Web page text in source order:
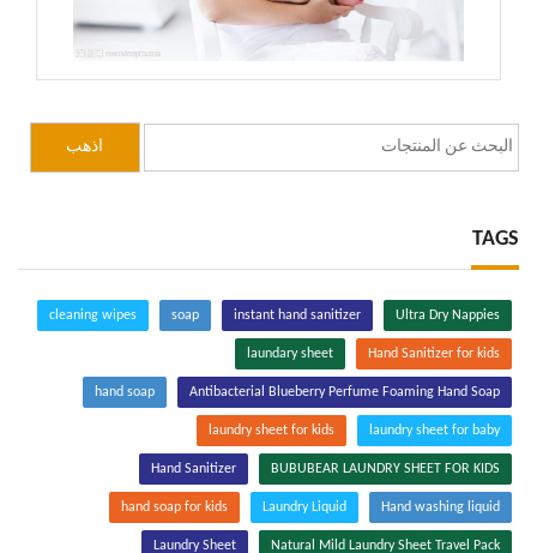
TAGS
Ultra Dry Nappies
instant hand sanitizer
soap
cleaning wipes
Hand Sanitizer for kids
laundary sheet
Antibacterial Blueberry Perfume Foaming Hand Soap
hand soap
laundry sheet for baby
laundry sheet for kids
BUBUBEAR LAUNDRY SHEET FOR KIDS
Hand Sanitizer
Hand washing liquid
Laundry Liquid
hand soap for kids
Natural Mild Laundry Sheet Travel Pack
Laundry Sheet